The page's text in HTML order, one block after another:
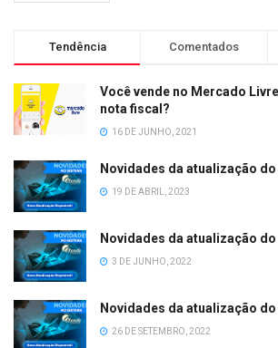
Tendência Comentados
Você vende no Mercado
nota fiscal?
16 DE JUNHO, 2021
Novidades da atualização
19 DE ABRIL, 2023
Novidades da atualização
3 DE JUNHO, 2022
Novidades da atualização
26 DE SETEMBRO, 2022